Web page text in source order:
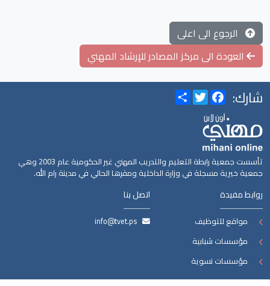
الرجوع الى اعلى
العودة الى مركز المصادر للإرشاد المهني
شارك: ShareTwitterFacebook
تأسست جمعية رابطة التعليم والتدريب المهني غير الحكومية عام 2003 وهي
جمعية خيرية مسجلة في وزارة الداخلية ومقرها الحالي في مدينة رام الله.
روابط مفيدة
مواقع للتوظيف
مؤسسات شبابية
مؤسسات نسوية
اتصل بنا
info@tvet.ps